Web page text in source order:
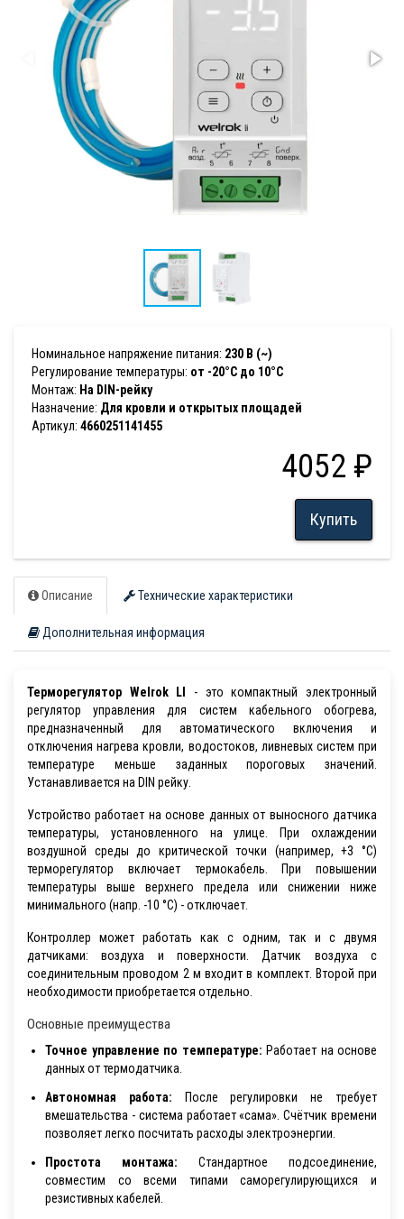
Номинальное напряжение питания: 230 В (~)
Регулирование температуры: от -20°C до 10°C
Монтаж: На DIN-рейку
Назначение: Для кровли и открытых площадей
Артикул: 4660251141455
4052 ₽
Купить
Описание Технические характеристики
Дополнительная информация
Терморегулятор Welrok LI
- это компактный электронный
регулятор управления для систем кабельного обогрева,
предназначенный для автоматического включения и
отключения нагрева кровли, водостоков, ливневых систем при
температуре меньше заданных пороговых значений.
Устанавливается на DIN рейку.
Устройство работает на основе данных от выносного датчика
температуры, установленного на улице. При охлаждении
воздушной среды до критической точки (например, +3 °C)
терморегулятор включает термокабель. При повышении
температуры выше верхнего предела или снижении ниже
минимального (напр. -10 °C) - отключает.
Контроллер может работать как с одним, так и с двумя
датчиками: воздуха и поверхности. Датчик воздуха с
соединительным проводом 2 м входит в комплект. Второй при
необходимости приобретается отдельно.
Основные преимущества
Точное управление по температуре: Работает на основе
данных от термодатчика.
Автономная работа: После регулировки не требует
вмешательства - система работает «сама». Счётчик времени
позволяет легко посчитать расходы электроэнергии.
Простота монтажа: Стандартное подсоединение,
совместим со всеми типами саморегулирующихся и
резистивных кабелей.